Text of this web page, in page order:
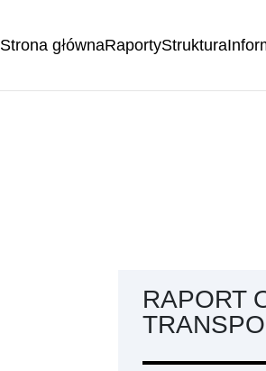
Strona głównaRaportyStruktura
RAPORT